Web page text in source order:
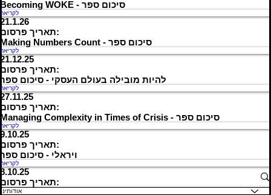
Becoming WOKE - סיכום ספר
לקריאה
21.1.26
תאריך פרסום:
Making Numbers Count - סיכום ספר
לקריאה
21.12.25
תאריך פרסום:
להיות מובילה בעולם העסקי - סיכום ספר
לקריאה
27.11.25
תאריך פרסום:
Managing Complexity in Times of Crisis - סיכום ספר
לקריאה
9.10.25
תאריך פרסום:
ויראלי - סיכום ספר
לקריאה
8.10.25
תאריך פרסום:
אודותינו